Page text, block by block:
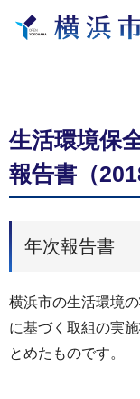
生活環境保
報告書（
年次報告書
横浜市の生活環境
に基づく取組の実
とめたものです。